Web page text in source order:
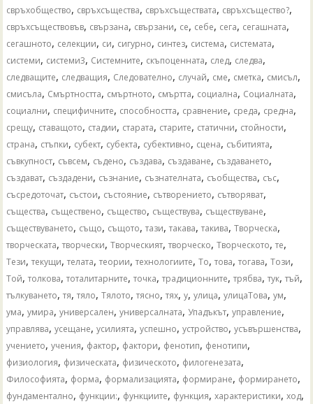
свръхобщество, свръхсъщества, свръхсъществата, свръхсъщество?,
свръхсъществовъв, свързана, свързани, се, себе, сега, сегашната,
сегашното, селекции, си, сигурно, синтез, система, системата,
системи, системи3, Системните, скъпоценната, след, следва,
следващите, следващия, Следователно, случай, сме, сметка, смисъл,
смисъла, Смъртността, смъртното, смъртта, социална, Социалната,
социални, специфичните, способността, сравнение, среда, средна,
срещу, ставащото, стадии, старата, старите, статични, стойности,
страна, стъпки, субект, субекта, субективно, сцена, събитията,
съвкупност, съвсем, съдено, създава, създаване, създаването,
създават, създадени, съзнание, съзнателната, съобщества, със,
съсредоточат, състои, състояние, сътворението, сътворяват,
същества, съществено, същество, съществува, съществуване,
съществуването, също, същото,тази,такава,такива,Творческа,
творческата,творчески,Творческият,творческо,Творческото,те,
Тези,текущи,телата,теории,технологиите,То,това,тогава,Този,
Той,толкова,тоталитарните,точка,традиционните,трябва,тук,тъй,
тълкуването,тя,тяло,Тялото,тясно,тях,у,улица,улицаТова,ум,
ума,умира,универсален,универсалната,Упадъкът,управление,
управлява,усещане,усилията,успешно,устройство,усъвършенства,
учението,учения, фактор, фактори, фенотип, фенотипи,
физиология, физическата, физическото, филогенезата,
Философията, форма, формализацията, формиране, формирането,
фундаментално, функции:, функциите, функция,характеристики,ход,